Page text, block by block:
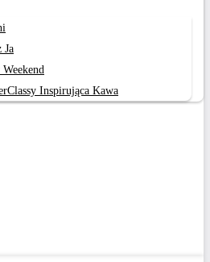
Ja
Inspirująca Kawa